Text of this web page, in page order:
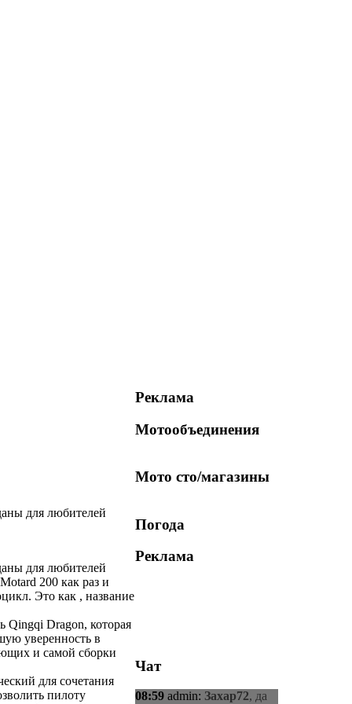
для любителей
для любителей
200 как раз и
Это как , название
Qingqi Dragon, которая
уверенность в
и самой сборки
для сочетания
пилоту
Реклама
Мотообъединения
Мото сто/магазины
Погода
Реклама
Чат
08:59 admin: Захар72, да